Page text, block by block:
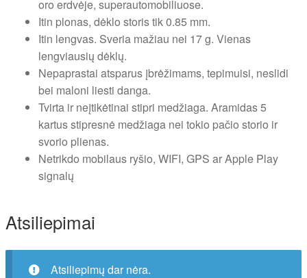
oro erdvėje, superautomobiliuose.
Itin plonas, dėklo storis tik 0.85 mm.
Itin lengvas. Sveria mažiau nei 17 g. Vienas
lengviausių dėklų.
Nepaprastai atsparus įbrėžimams, tepimuisi, neslidi
bei maloni liesti danga.
Tvirta ir neįtikėtinai stipri medžiaga. Aramidas 5
kartus stipresnė medžiaga nei tokio pačio storio ir
svorio plienas.
Netrikdo mobilaus ryšio, WIFI, GPS ar Apple Play
signalų
Atsiliepimai
Atsiliepimų dar nėra.